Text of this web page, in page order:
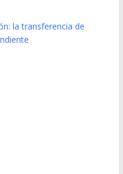
la transferencia de